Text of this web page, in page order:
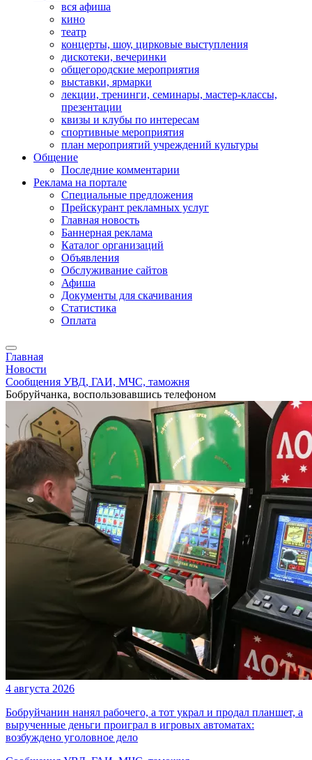
вся афиша
кино
театр
концерты, шоу, цирковые выступления
дискотеки, вечеринки
общегородские мероприятия
выставки, ярмарки
лекции, тренинги, семинары, мастер-классы,
презентации
квизы и клубы по интересам
спортивные мероприятия
план мероприятий учреждений культуры
Общение
Последние комментарии
Реклама на портале
Специальные предложения
Прейскурант рекламных услуг
Главная новость
Баннерная реклама
Каталог организаций
Объявления
Обслуживание сайтов
Афиша
Документы для скачивания
Статистика
Оплата
Главная
Новости
Сообщения УВД, ГАИ, МЧС, таможня
Бобруйчанка, воспользовавшись телефоном
4 августа 2026
Бобруйчанин нанял рабочего, а тот украл и продал планшет, а
вырученные деньги проиграл в игровых автоматах:
возбуждено уголовное дело